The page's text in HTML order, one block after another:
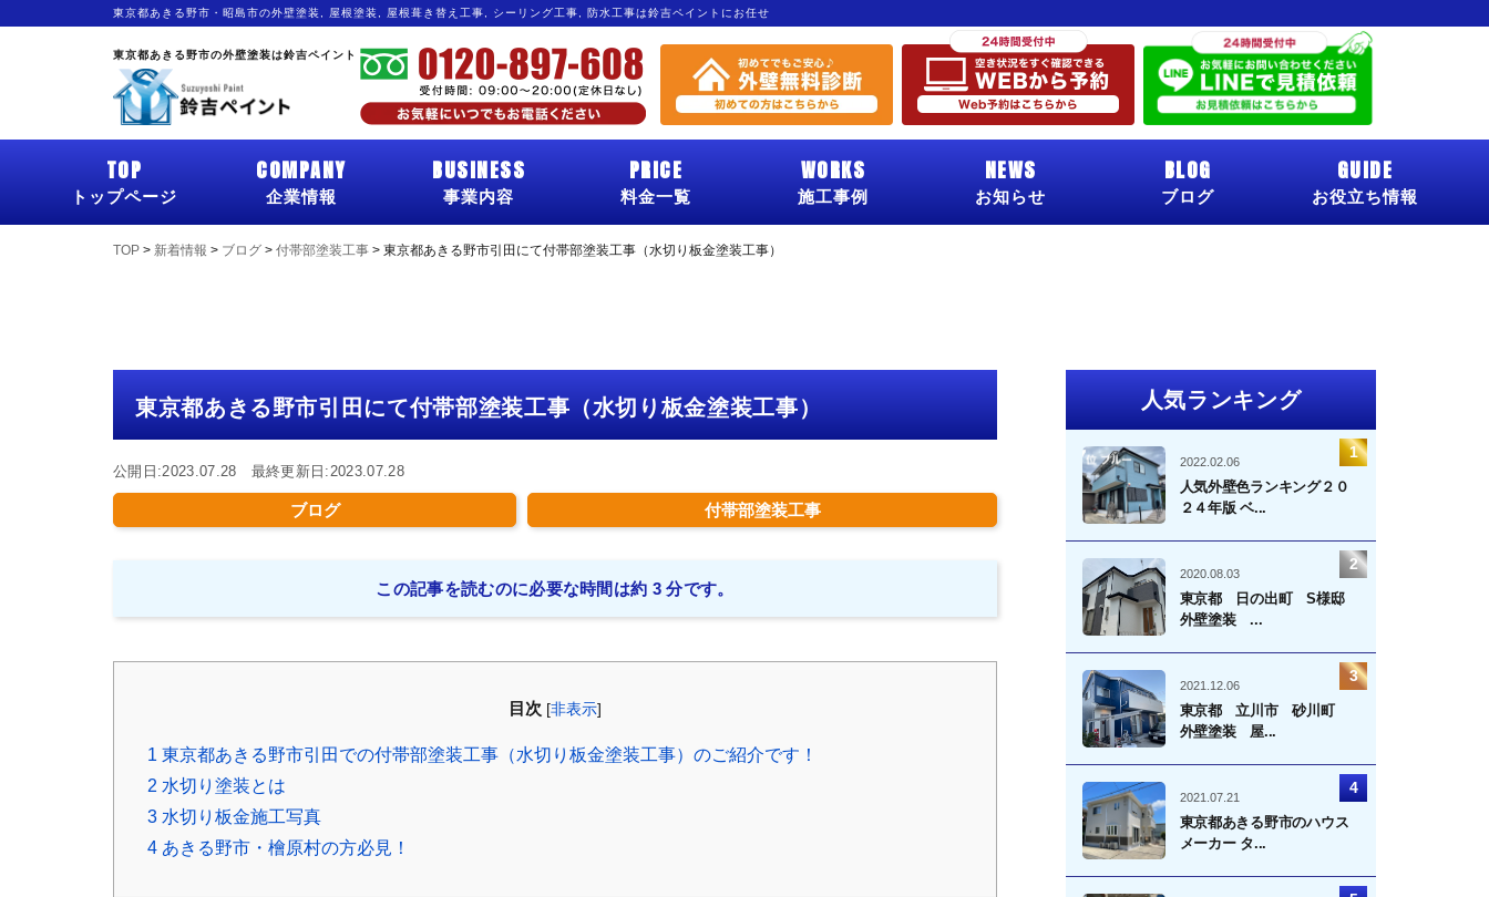
東京都あきる野市・昭島市の外壁塗装, 屋根塗装, 屋根葺き替え工事, シーリング工事, 防水工事は鈴吉ペイントにお任せ
東京都あきる野市の外壁塗装は鈴吉ペイント
TOP
トップページ
COMPANY
企業情報
BUSINESS
事業内容
PRICE
料金一覧
WORKS
施工事例
NEWS
お知らせ
BLOG
ブログ
GUIDE
お役立ち情報
TOP > 新着情報 > ブログ > 付帯部塗装工事 > 東京都あきる野市引田にて付帯部塗装工事（水切り板金塗装工事）
東京都あきる野市引田にて付帯部塗装工事（水切り板金塗装工事）
公開日:2023.07.28 最終更新日:2023.07.28
ブログ 付帯部塗装工事
この記事を読むのに必要な時間は約 3 分です。
目次 [非表示]
1 東京都あきる野市引田での付帯部塗装工事（水切り板金塗装工事）のご紹介です！
2 水切り塗装とは
3 水切り板金施工写真
4 あきる野市・檜原村の方必見！
人気ランキング
2022.02.06
人気外壁色ランキング２０
２４年版 ベ...
2020.08.03
東京都 日の出町 S様邸
外壁塗装 ...
2021.12.06
東京都 立川市 砂川町
外壁塗装 屋...
2021.07.21
東京都あきる野市のハウス
メーカー タ...